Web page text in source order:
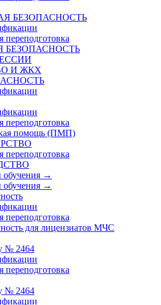
БЕЗОПАСНОСТЬ
переподготовка
БЕЗОПАСНОСТЬ
И ЖКХ
переподготовка
помощь (ПМП)
переподготовка
→
→
переподготовка
для лицензиатов МЧС
№ 2464
переподготовка
№ 2464